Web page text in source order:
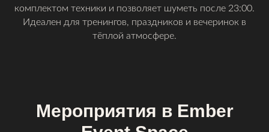
комплектом техники и позволяет шуметь после 23:00.
Идеален для тренингов, праздников и вечеринок в
тёплой атмосфере.
Мероприятия в Ember